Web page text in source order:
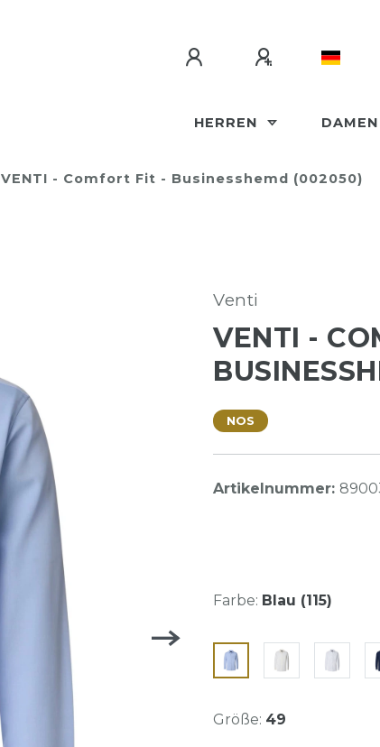
HERREN DAMEN
VENTI - Comfort Fit - Businesshemd (002050)
Venti
VENTI -
NOS
Artikelnummer:
Farbe: Blau (115)
Größe: 49